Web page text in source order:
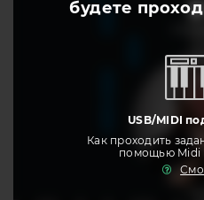
будете
USB/MIDI
Как проходить
помощью Midi